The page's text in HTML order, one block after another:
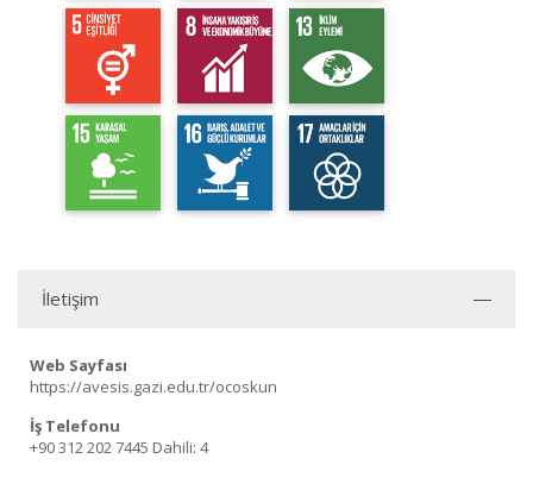
İletişim
Web Sayfası
https://avesis.gazi.edu.tr/ocoskun
İş Telefonu
+90 312 202 7445 Dahili: 4